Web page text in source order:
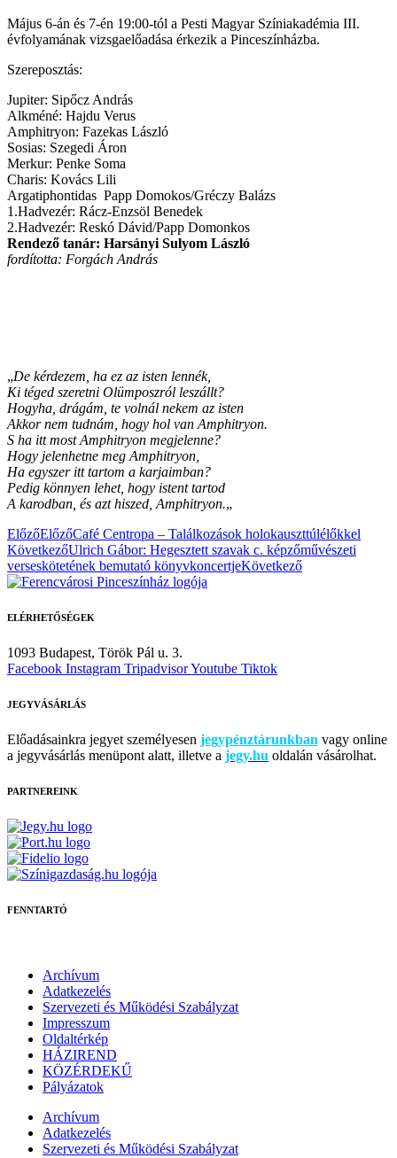
Május 6-án és 7-én 19:00-tól a Pesti Magyar Színiakadémia III.
évfolyamának vizsgaelőadása érkezik a Pinceszínházba.
Szereposztás:
Jupiter: Sipőcz András
Alkméné: Hajdu Verus
Amphitryon: Fazekas László
Sosias: Szegedi Áron
Merkur: Penke Soma
Charis: Kovács Lili
Argatiphontidas Papp Domokos/Gréczy Balázs
1.Hadvezér: Rácz-Enzsöl Benedek
2.Hadvezér: Reskó Dávid/Papp Domonkos
Rendező tanár: Harsányi Sulyom László
fordította: Forgách András
„De kérdezem, ha ez az isten lennék,
Ki téged szeretni Olümposzról leszállt?
Hogyha, drágám, te volnál nekem az isten
Akkor nem tudnám, hogy hol van Amphitryon.
S ha itt most Amphitryon megjelenne?
Hogy jelenhetne meg Amphitryon,
Ha egyszer itt tartom a karjaimban?
Pedig könnyen lehet, hogy istent tartod
A karodban, és azt hiszed, Amphitryon.„
ElőzőElőzőCafé Centropa – Találkozások holokauszttúlélőkkel
KövetkezőUlrich Gábor: Hegesztett szavak c. képzőművészeti
verseskötetének bemutató könyvkoncertjeKövetkező
ELÉRHETŐSÉGEK
1093 Budapest, Török Pál u. 3.
Facebook Instagram TripadvisorYoutube Tiktok
JEGYVÁSÁRLÁS
Előadásainkra jegyet személyesen jegypénztárunkban vagy online
a jegyvásárlás menüpont alatt, illetve a jegy.hu oldalán vásárolhat.
PARTNEREINK
FENNTARTÓ
Archívum
Adatkezelés
Szervezeti és Működési Szabályzat
Impresszum
Oldaltérkép
HÁZIREND
KÖZÉRDEKŰ
Pályázatok
Archívum
Adatkezelés
Szervezeti és Működési Szabályzat